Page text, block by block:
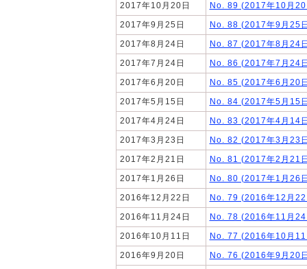
2017年10月20日
No. 89 (2017年10月
2017年9月25日
No. 88 (2017年9月25
2017年8月24日
No. 87 (2017年8月24
2017年7月24日
No. 86 (2017年7月24
2017年6月20日
No. 85 (2017年6月20
2017年5月15日
No. 84 (2017年5月15
2017年4月24日
No. 83 (2017年4月14
2017年3月23日
No. 82 (2017年3月23
2017年2月21日
No. 81 (2017年2月21
2017年1月26日
No. 80 (2017年1月26
2016年12月22日
No. 79 (2016年12月
2016年11月24日
No. 78 (2016年11月
2016年10月11日
No. 77 (2016年10月
2016年9月20日
No. 76 (2016年9月20